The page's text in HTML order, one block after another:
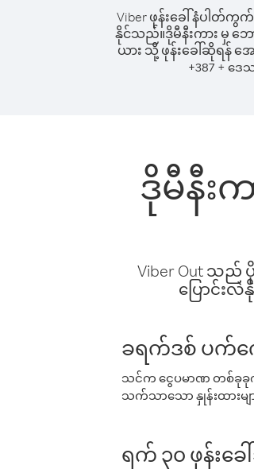
Viber ဖုန်းခေါ်နံပါတ်ကွ
နိုင်သည်။ဒိုမီနီးကား မှ ဘ
ယား သို့ ဖုန်းခေါ်ဆိုရန် အ
+387+ ဒေ
ဒိုမီနီး
Viber Out သည်
ပြောင်း
ခရက်ဒစ် ပက်ကေ့
သင်က ငွေပမာဏ တစ်ခု
သက်သာသော နှုန်းထားမျ
ရက် ၃၀ ဖုန်းခ